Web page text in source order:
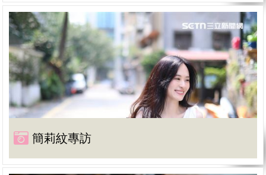
簡莉紋專訪